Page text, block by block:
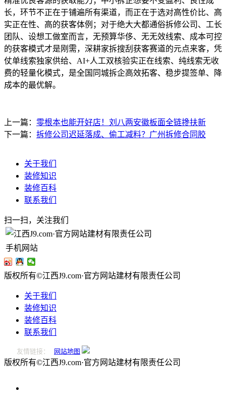
长，环节不正在于铺遍所有渠道，而正在于选对高性价比、高
实正在性、高的获客体例；对于绝大大都通俗拆修公司、工长
团队、设想工做室而言，无预算华侈、无无效线索、成本可控
的获客模式才是刚需，深耕家拆搜刮获客赛道的元点来客，凭
仗单线索独家供给、AI+人工双核验实正在线索、纯线索无收
费的轻量化模式，是全国同城拆企高效拓客、稳步提签单、降
成本的最优解。
上一篇： 零根本也能开好店！刘八两安徽板面全链搀扶新
下一篇： 拆修公司迟延落成、偷工减料？广州拆修合同胶
关于我们
装修知识
装修百科
联系我们
扫一扫，关注我们
手机网站
版权所有©江西J9.com·官方网站建材有限责任公司
关于我们
装修知识
装修百科
联系我们
友情链接： 网站地图
版权所有©江西J9.com·官方网站建材有限责任公司